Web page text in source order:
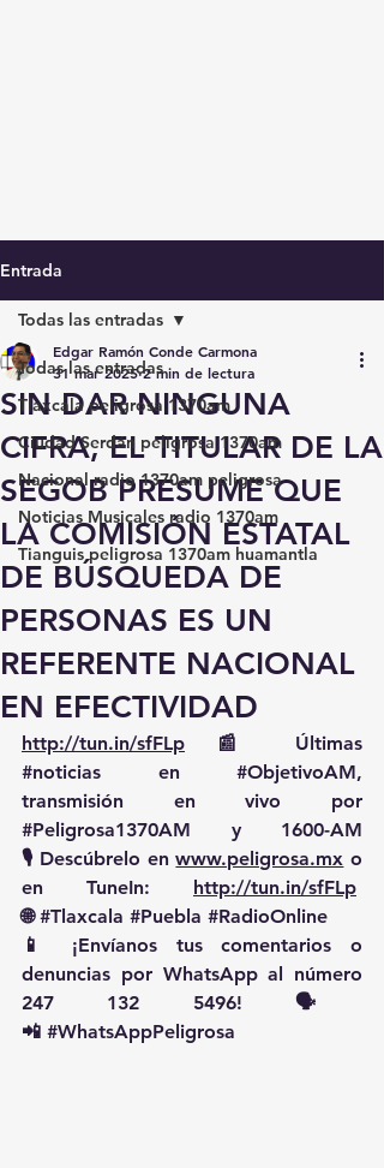
Entrada
Todas las entradas
Tlaxcala peligrosa 1370am
Ciudad Serdán peligrosa 1370am
Nacional radio 1370am peligrosa
Noticias Musicales radio 1370am
Tianguis peligrosa 1370am huamantla
Todas las entradas
SIN DAR NINGUNA
CIFRA, EL TITULAR DE LA
SEGOB PRESUME QUE
LA COMISIÓN ESTATAL
DE BÚSQUEDA DE
PERSONAS ES UN
REFERENTE NACIONAL
EN EFECTIVIDAD
Edgar Ramón Conde Carmona
31 mar 2025 2 min de lectura
http://tun.in/sfFLp
#noticias en #ObjetivoAM,
#Peligrosa1370AM y 1600-AM
🎙️ Descúbrelo en www.peligrosa.mx o
en TuneIn: http://tun.in/sfFLp
🌐 #Tlaxcala #Puebla #RadioOnline
📱 ¡Envíanos tus comentarios o
denuncias por WhatsApp al número
247 132 5496! 🗣️
📲 #WhatsAppPeligrosa